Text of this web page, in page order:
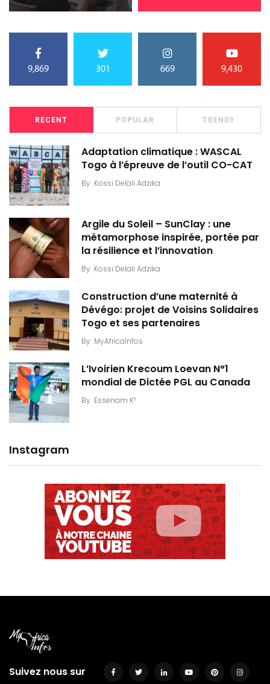
9,869 301 669 9,430
RECENT POPULAR TRENDY
Adaptation climatique : WASCAL
Togo à l’épreuve de l’outil CO-CAT
By Kossi Delali Adzika
Argile du Soleil – SunClay : une
métamorphose inspirée, portée par
la résilience et l’innovation
By Kossi Delali Adzika
Construction d’une maternité à
Dévégo: projet de Voisins Solidaires
Togo et ses partenaires
By MyAfricaInfos
L’Ivoirien Krecoum Loevan N°1
mondial de Dictée PGL au Canada
By Essenam K²
Instagram
Suivez nous sur